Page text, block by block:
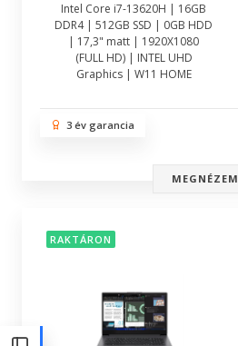
Intel Core i7-13620H | 16GB
DDR4 | 512GB SSD | 0GB HDD
| 17,3" matt | 1920X1080
(FULL HD) | INTEL UHD
Graphics | W11 HOME
3 év garancia
MEGNÉZEM
RAKTÁRON